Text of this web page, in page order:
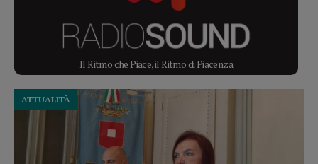
Il Ritmo che Piace, il Ritmo di Piacenza
ATTUALITÀ